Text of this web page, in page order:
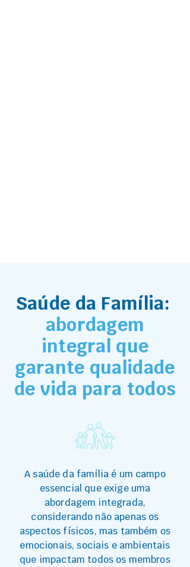
Saúde da Família:
abordagem
integral que
garante qualidade
de vida para todos
A saúde da família é um campo
essencial que exige uma
abordagem integrada,
considerando não apenas os
aspectos físicos, mas também os
emocionais, sociais e ambientais
que impactam todos os membros